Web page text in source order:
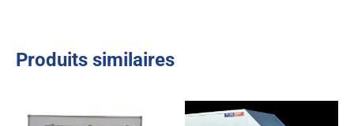
Produits similaires